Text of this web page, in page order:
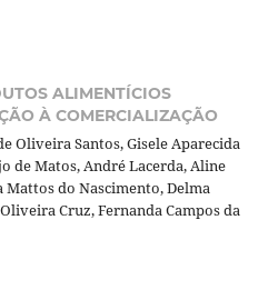
ALIMENTÍCIOS
À COMERCIALIZAÇÃO
Oliveira Santos, Gisele Aparecida
de Matos, André Lacerda, Aline
Mattos do Nascimento, Delma
Cruz, Fernanda Campos da